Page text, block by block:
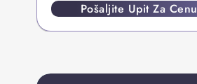
Pošaljite Upit Za Cenu